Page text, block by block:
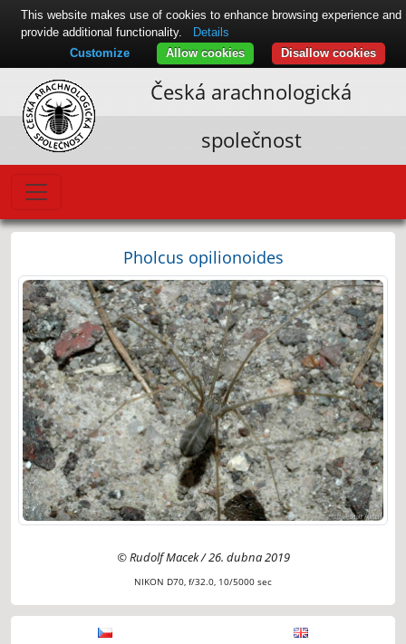
Česká arachnologická
společnost
Pholcus opilionoides
© Rudolf Macek / 26. dubna 2019
NIKON D70, f/32.0, 10/5000 sec
This website makes use of cookies to enhance browsing experience and
provide additional functionality.
Details
Disallow cookies
Allow cookies
Customize